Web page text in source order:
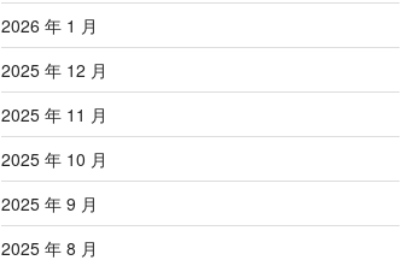
2026 年 1 月
2025 年 12 月
2025 年 11 月
2025 年 10 月
2025 年 9 月
2025 年 8 月